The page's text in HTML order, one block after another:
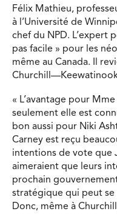
Félix Mathieu,
à l’Université de
chef du NPD. L’expert
pas facile » pour les
même au Canada. Il
« L’avantage pour
seulement elle est
bon aussi pour Niki
Carney est reçu
intentions de vote que
aimeraient que leurs
prochain
stratégique qui peut
Donc, même à